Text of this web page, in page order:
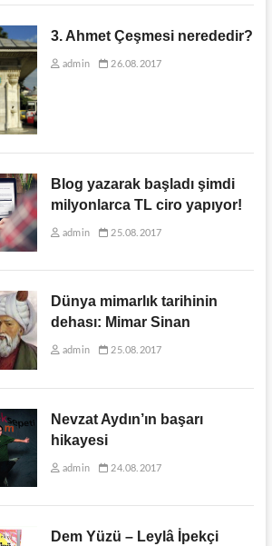
3. Ahmet Çeşmesi nerededir?
admin 26.08.2017
Blog yazarak başladı şimdi
milyonlarca TL ciro yapıyor!
admin 25.08.2017
Dünya mimarlık tarihinin
dehası: Mimar Sinan
admin 25.08.2017
Nevzat Aydın’ın başarı
hikayesi
admin 24.08.2017
Dem Yüzü – Leylâ İpekçi